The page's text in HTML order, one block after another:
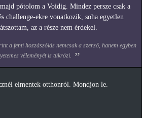
pótolom a Voidig. Mindez persze csak a
challenge-ekre vonatkozik, soha egyetlen
az a része nem érdekel.
a fenti hozzászólás nemcsak a szerző, hanem egyben
véleményét is tükrözi.
elmentek otthonról. Mondjon le.